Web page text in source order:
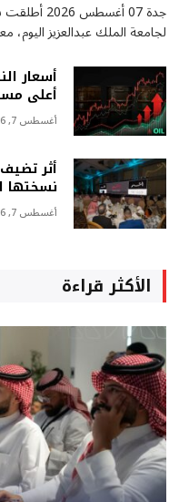
جدة 07
لجامعة الملك عبدالعزيز اليوم،
أسعار
أعلى
أغسطس 7, 2026
أثر
نسختها
أغسطس 7, 2026
الأكثر قراءة